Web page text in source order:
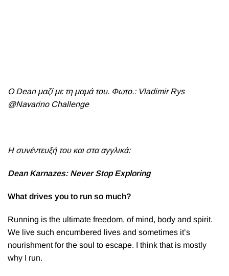
Ο Dean μαζί με τη μαμά του. Φωτο.: Vladimir Rys
@Navarino Challenge
Η συνέντευξή του και στα αγγλικά:
Dean Karnazes: Never Stop Exploring
What drives you to run so much?
Running is the ultimate freedom, of mind, body and spirit.
We live such encumbered lives and sometimes it’s
nourishment for the soul to escape. I think that is mostly
why I run.